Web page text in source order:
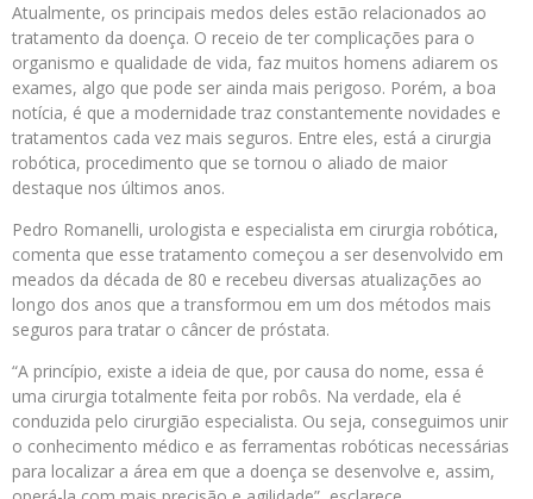
Atualmente, os principais medos deles estão relacionados ao
tratamento da doença. O receio de ter complicações para o
organismo e qualidade de vida, faz muitos homens adiarem os
exames, algo que pode ser ainda mais perigoso. Porém, a boa
notícia, é que a modernidade traz constantemente novidades e
tratamentos cada vez mais seguros. Entre eles, está a cirurgia
robótica, procedimento que se tornou o aliado de maior
destaque nos últimos anos.
Pedro Romanelli, urologista e especialista em cirurgia robótica,
comenta que esse tratamento começou a ser desenvolvido em
meados da década de 80 e recebeu diversas atualizações ao
longo dos anos que a transformou em um dos métodos mais
seguros para tratar o câncer de próstata.
“A princípio, existe a ideia de que, por causa do nome, essa é
uma cirurgia totalmente feita por robôs. Na verdade, ela é
conduzida pelo cirurgião especialista. Ou seja, conseguimos unir
o conhecimento médico e as ferramentas robóticas necessárias
para localizar a área em que a doença se desenvolve e, assim,